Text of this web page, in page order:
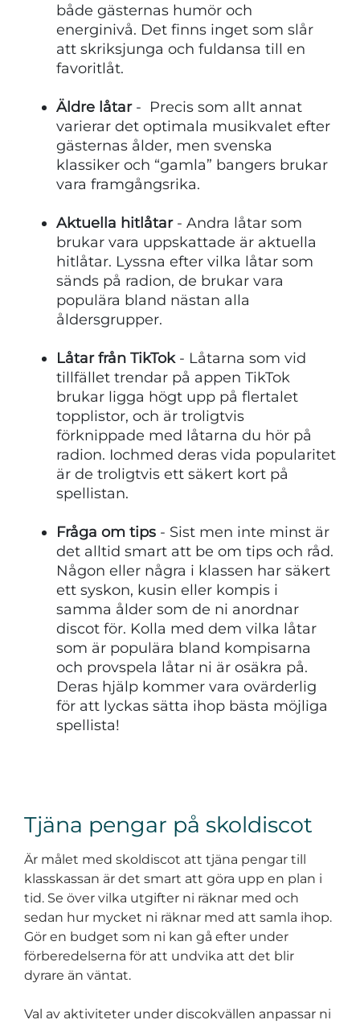
både gästernas humör och
energinivå. Det finns inget som slår
att skriksjunga och fuldansa till en
favoritlåt.
Äldre låtar- Precis som allt annat
varierar det optimala musikvalet efter
gästernas ålder, men svenska
klassiker och “gamla” bangers brukar
vara framgångsrika.
Aktuella hitlåtar- Andra låtar som
brukar vara uppskattade är aktuella
hitlåtar. Lyssna efter vilka låtar som
sänds på radion, de brukar vara
populära bland nästan alla
åldersgrupper.
Låtar från TikTok - Låtarna som vid
tillfället trendar på appen TikTok
brukar ligga högt upp på flertalet
topplistor, och är troligtvis
förknippade med låtarna du hör på
radion. Iochmed deras vida popularitet
är de troligtvis ett säkert kort på
spellistan.
Fråga om tips - Sist men inte minst är
det alltid smart att be om tips och råd.
Någon eller några i klassen har säkert
ett syskon, kusin eller kompis i
samma ålder som de ni anordnar
discot för. Kolla med dem vilka låtar
som är populära bland kompisarna
och provspela låtar ni är osäkra på.
Deras hjälp kommer vara ovärderlig
för att lyckas sätta ihop bästa möjliga
spellista!
Tjäna pengar på skoldiscot
Är målet med skoldiscot att tjäna pengar till
klasskassan är det smart att göra upp en plan i
tid. Se över vilka utgifter ni räknar med och
sedan hur mycket ni räknar med att samla ihop.
Gör en budget som ni kan gå efter under
förberedelserna för att undvika att det blir
dyrare än väntat.
Val av aktiviteter under discokvällen anpassar ni